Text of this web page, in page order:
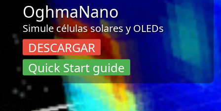
OghmaNano
Simule células solares y OLEDs
DESCARGAR
Quick Start guide